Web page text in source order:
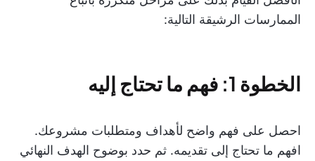
الممارسات الرشيقة التالية:
الخطوة 1: فهم ما تحتاج إليه
احصل على فهم واضح لأهداف ومتطلبات مشروعك.
افهم ما تحتاج إلى تقديمه. ثم حدد بوضوح الهدف النهائي